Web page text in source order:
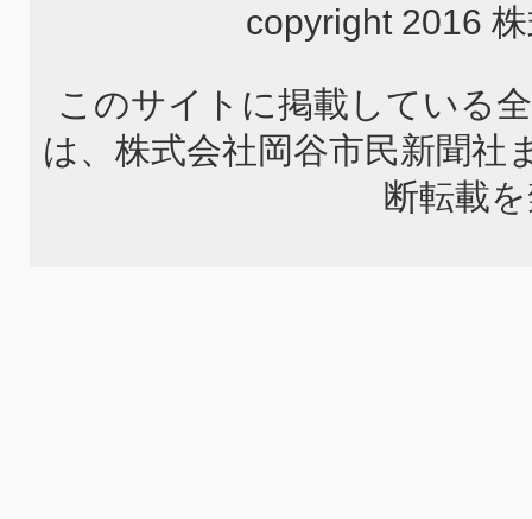
copyright 2016
このサイトに掲載している
は、株式会社岡谷市民新聞社
断転載